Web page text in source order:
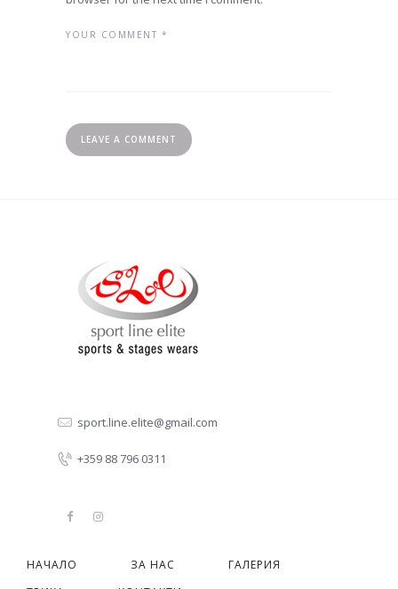
sport.line.elite@gmail.com
+359 88 796 0311
НАЧАЛО ЗА НАС
ГАЛЕРИЯ